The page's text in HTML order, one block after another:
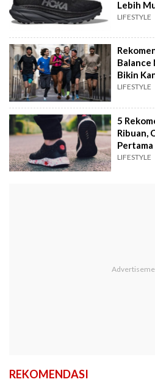
Lebih
LIFESTYLE
Balance
Bikin
LIFESTYLE
5
Ribuan,
Pertama
LIFESTYLE
REKOMENDASI